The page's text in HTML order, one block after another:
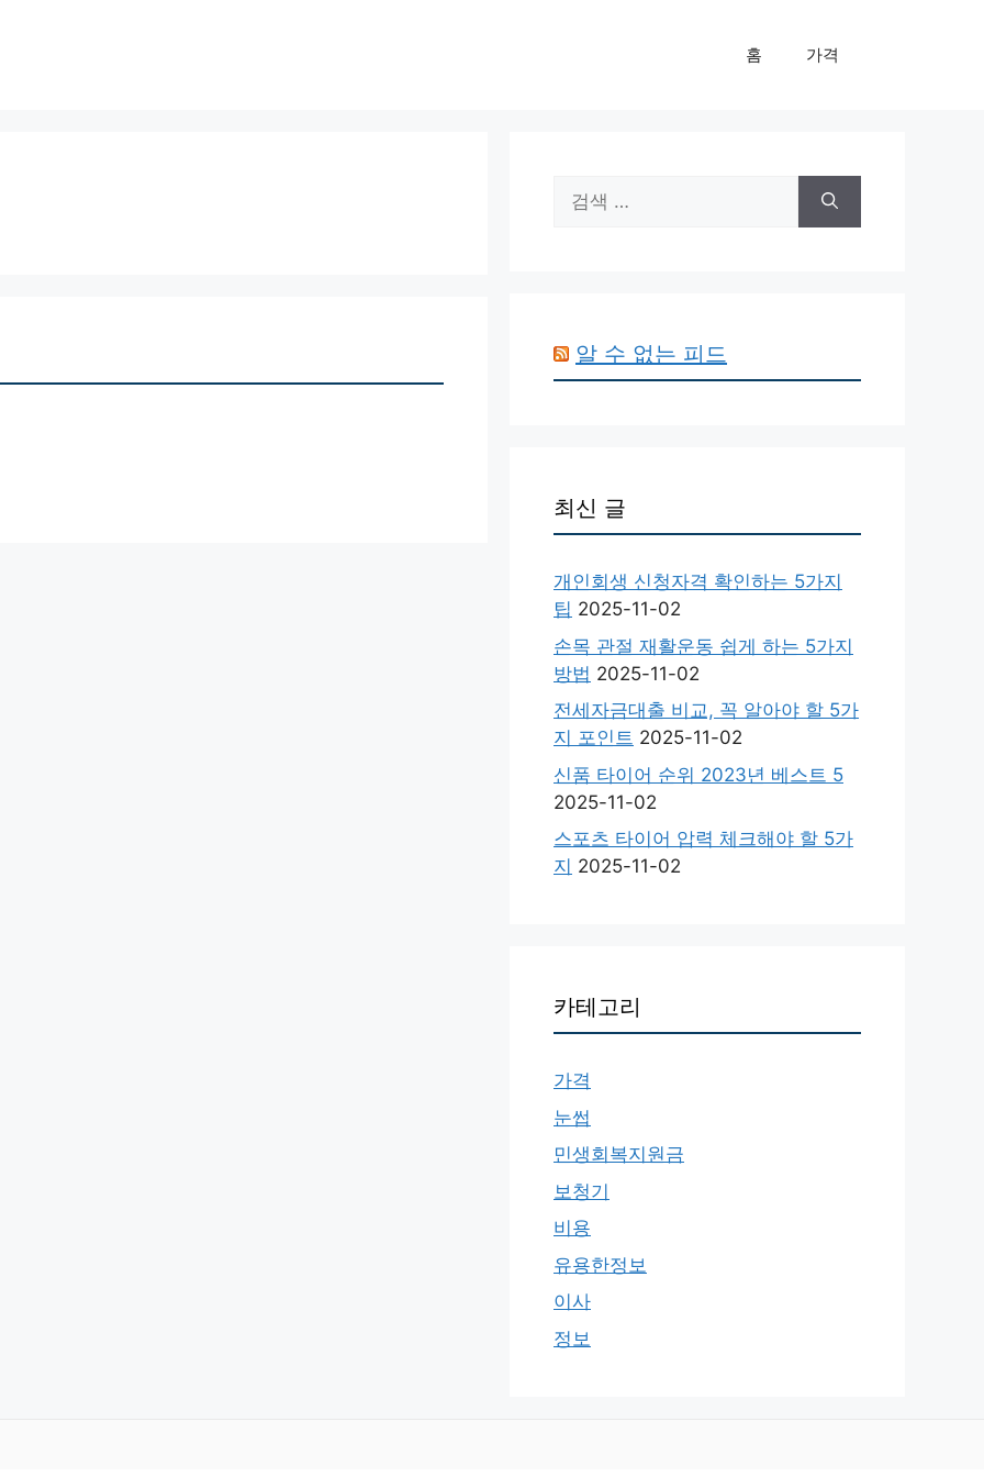
홈 가격
색:
알 수 없는 피드
최신 글
개인회생 신청자격 확인하는 5가지
팁 2025-11-02
손목 관절 재활운동 쉽게 하는 5가지
방법 2025-11-02
전세자금대출 비교, 꼭 알아야 할 5가
지 포인트 2025-11-02
신품 타이어 순위 2023년 베스트 5
2025-11-02
스포츠 타이어 압력 체크해야 할 5가
지 2025-11-02
카테고리
가격
눈썹
민생회복지원금
보청기
비용
유용한정보
이사
정보